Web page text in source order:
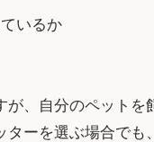
いるか
、自分のペット
ーを選ぶ場合で